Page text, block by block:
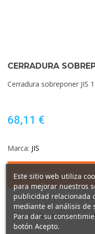
CERRADURA
Cerradura sobreponer JIS
68,11 €
Marca: JIS
Descripción
Cerradura sobreponer
Golpe y llave. Acabado
Este sitio web utiliza
para mejorar nuestros
publicidad relacionada
mediante el análisis de
Para dar su
botón Acepto.